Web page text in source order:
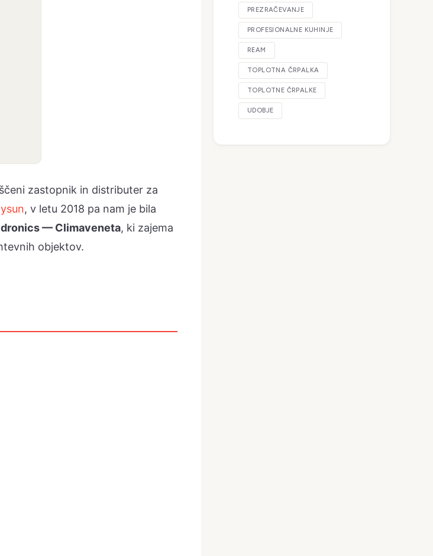
zastopnik in distributer za
, v letu 2018 pa nam je bila
— Climaveneta, ki zajema
objektov.
PREZRAČEVANJE
PROFESIONALNE KUHINJE
REAM
TOPLOTNA ČRPALKA
TOPLOTNE ČRPALKE
UDOBJE